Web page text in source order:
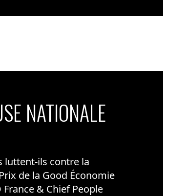
NATIONALE
luttent-ils contre la
de la Good Économie
& Chief People